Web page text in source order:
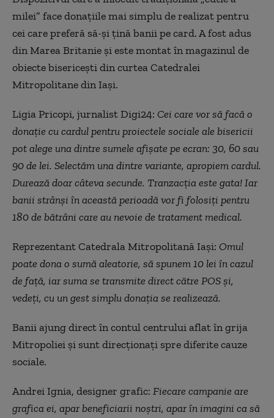
milei” face donațiile mai simplu de realizat pentru
cei care preferă să-și țină banii pe card. A fost adus
din Marea Britanie și este montat în magazinul de
obiecte bisericești din curtea Catedralei
Mitropolitane din Iași.
Ligia Pricopi, jurnalist Digi24: Cei care vor să facă o
donație cu cardul pentru proiectele sociale ale bisericii
pot alege una dintre sumele afișate pe ecran: 30, 60 sau
90 de lei. Selectăm una dintre variante, apropiem cardul.
Durează doar câteva secunde. Tranzacția este gata! Iar
banii strânși în această perioadă vor fi folosiți pentru
180 de bătrâni care au nevoie de tratament medical.
Reprezentant Catedrala Mitropolitană Iași: Omul
poate dona o sumă aleatorie, să spunem 10 lei în cazul
de față, iar suma se transmite direct către POS și,
vedeți, cu un gest simplu donația se realizează.
Banii ajung direct în contul centrului aflat în grija
Mitropoliei și sunt direcționați spre diferite cauze
sociale.
Andrei Ignia, designer grafic: Fiecare campanie are
grafica ei, apar beneficiarii noștri, apar în imagini ca să